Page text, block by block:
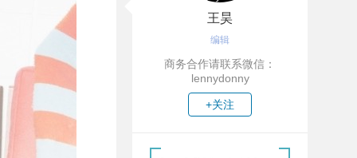
王昊
编辑
商务合作请联系微信：
lennydonny
+关注